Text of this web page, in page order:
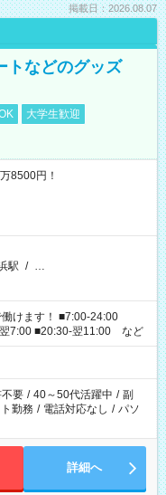
掲載日：2026.08.07
トなどのグッズ
大学生歓迎
8500円！
駅 / …
けます！ ■7:00-24:00
7:00 ■20:30-翌11:00 など
不要 / 40～50代活躍中 / 副
勤務 / 電話対応なし / パソ
詳細へ